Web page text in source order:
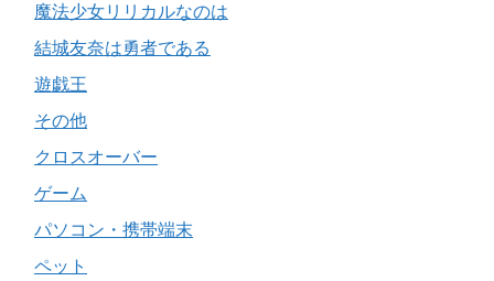
魔法少女リリカルなのは
結城友奈は勇者である
遊戯王
その他
クロスオーバー
ゲーム
パソコン・携帯端末
ペット